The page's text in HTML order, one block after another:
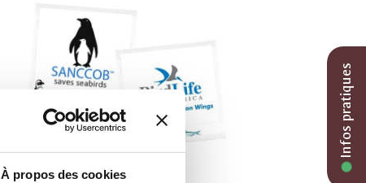
À propos des cookies
Infos pratiques